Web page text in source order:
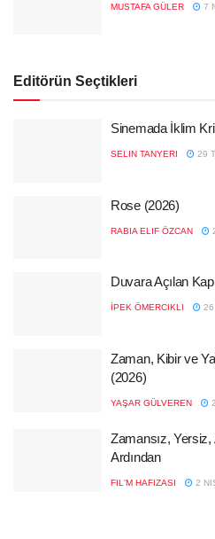
MUSTAFA GÜLER 7
Editörün Seçtikleri
Sinemada İklim
SELIN TANYERI 29
Rose (2026)
RABIA ELIF ÖZCAN
Duvara Açılan
İPEK ÖMERCIKLI 26
Zaman, Kibir ve
(2026)
YAŞAR GÜLVEREN
Zamansız,
Ardından
FIL'M HAFIZASI 2